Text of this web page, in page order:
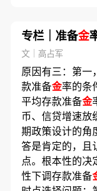
专栏｜准备金
文｜高占军
原因有三：第一
款准备金率的条
平均存款准备金
币、信贷增速
期政策设计的角
答是肯定的，且
点。根本性的决
性下调存款准备